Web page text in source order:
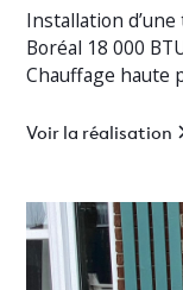
Installation
Boréal 18 000
Chauffage haute
Voir la réalisation